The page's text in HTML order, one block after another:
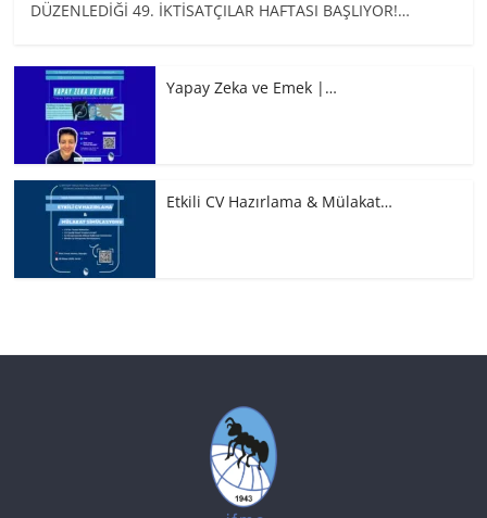
DÜZENLEDİĞİ 49. İKTİSATÇILAR HAFTASI BAŞLIYOR!…
Yapay Zeka ve Emek |…
Etkili CV Hazırlama & Mülakat…